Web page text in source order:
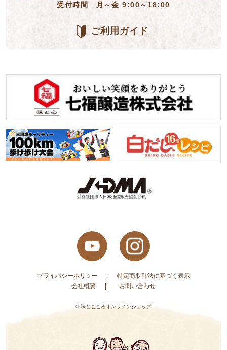
受付時間 月～金 9:00～18:00
ご利用ガイド
プライバシーポリシー
特定商取引法に基づく表示
会社概要
お問い合わせ
© 味とこころオンラインショップ